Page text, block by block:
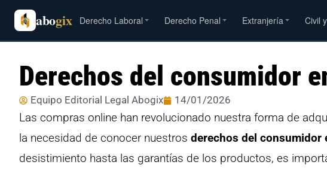
abogix Derecho Laboral Derecho Penal Extranjería Civil
Derechos del consumidor
Equipo Editorial Legal Abogix 14/01/2026
Las compras online han revolucionado nuestra forma de
la necesidad de conocer nuestros derechos del consumidor
desistimiento hasta las garantías de los productos, es